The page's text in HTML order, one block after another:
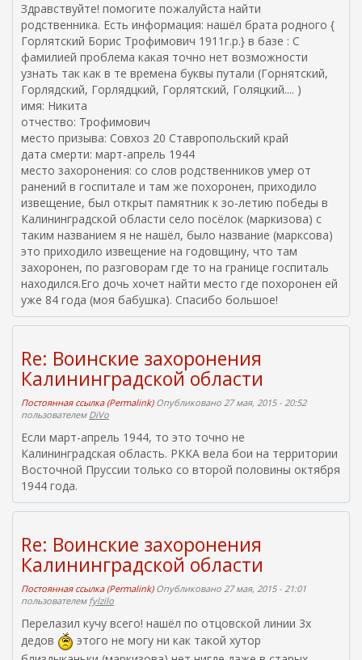
Здравствуйте! помогите пожалуйста найти
родственника. Есть информация: нашёл брата родного {
Горлятский Борис Трофимович 1911г.р.} в базе : С
фамилией проблема какая точно нет возможности
узнать так как в те времена буквы путали (Горнятский,
Горлядский, Горлядцкий, Горлятский, Голяцкий.... )
имя: Никита
отчество: Трофимович
место призыва: Совхоз 20 Ставропольский край
дата смерти: март-апрель 1944
место захоронения: со слов родственников умер от
ранений в госпитале и там же похоронен, приходило
извещение, был открыт памятник к зо-летию победы в
Калининградской области село посёлок (маркизова) с
таким названием я не нашёл, было название (марксова)
это приходило извещение на годовщину, что там
захоронен, по разговорам где то на границе госпиталь
находился.Его дочь хочет найти место где похоронен ей
уже 84 года (моя бабушка). Спасибо большое!
Re: Воинские захоронения
Калининградской области
Постоянная ссылка (Permalink)Опубликовано 27 мая, 2015 - 20:52
пользователем DiVo
Если март-апрель 1944, то это точно не
Калининградская область. РККА вела бои на территории
Восточной Пруссии только со второй половины октября
1944 года.
Re: Воинские захоронения
Калининградской области
Постоянная ссылка (Permalink)Опубликовано 27 мая, 2015 - 21:01
пользователем fylzilo
Перелазил кучу всего! нашёл по отцовской линии 3х
дедов
этого не могу ни как такой хутор